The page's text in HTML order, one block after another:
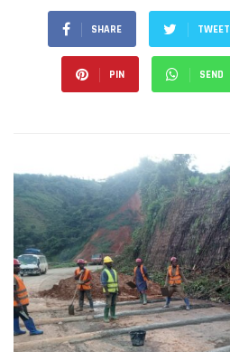
SHARE TWEET
PIN SEND